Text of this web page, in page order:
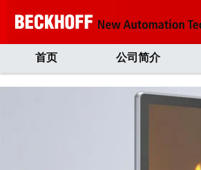
首页 公司简介